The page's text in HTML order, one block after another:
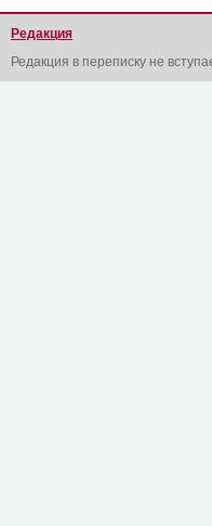
Редакция
Редакция в переписку не